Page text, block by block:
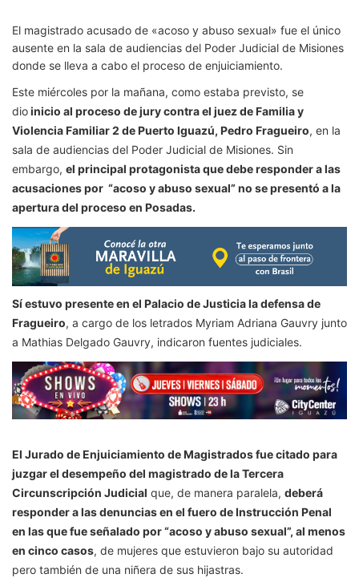
El magistrado acusado de «acoso y abuso sexual» fue el único
ausente en la sala de audiencias del Poder Judicial de Misiones
donde se lleva a cabo el proceso de enjuiciamiento.
Este miércoles por la mañana, como estaba previsto, se
dioinicio al proceso de jury contra el juez de Familia y
Violencia Familiar 2 de Puerto Iguazú, Pedro Fragueiro, en la
sala de audiencias del Poder Judicial de Misiones. Sin
embargo, el principal protagonista que debe responder a las
acusaciones por “acoso y abuso sexual” no se presentó a la
apertura del proceso en Posadas.
Sí estuvo presente en el Palacio de Justicia la defensa de
Fragueiro, a cargo de los letrados Myriam Adriana Gauvry junto
a Mathias Delgado Gauvry, indicaron fuentes judiciales.
El Jurado de Enjuiciamiento de Magistrados fue citado para
juzgar el desempeño del magistrado de la Tercera
Circunscripción Judicial que, de manera paralela, deberá
responder a las denuncias en el fuero de Instrucción Penal
en las que fue señalado por “acoso y abuso sexual”, al menos
en cinco casos, de mujeres que estuvieron bajo su autoridad
pero también de una niñera de sus hijastras.